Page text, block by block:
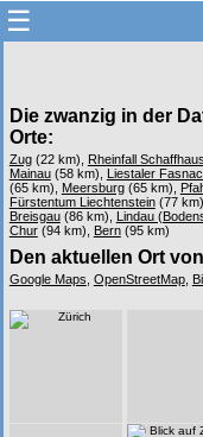
☰
Die zwanzig in der
Orte:
Zug(22 km), Rheinfall
Mainau(58 km), Liestaler
(65 km),
Meersburg(65 km),
Fürstentum Liechtenstein(77 km),
Breisgau(86 km), Lindau
Chur(94 km), Bern(95 km)
Den aktuellen Ort
Google Maps, OpenStreetMap,